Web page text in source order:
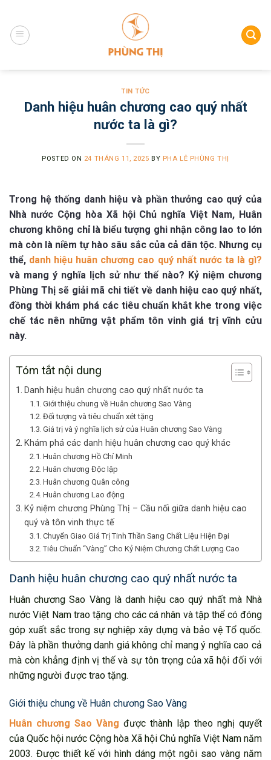
content
TIN TỨC
Danh hiệu huân chương cao quý nhất
nước ta là gì?
POSTED ON 24 THÁNG 11, 2025 BY PHA LÊ PHÙNG THỊ
Trong hệ thống danh hiệu và phần thưởng cao quý của
Nhà nước Cộng hòa Xã hội Chủ nghĩa Việt Nam, Huân
chương không chỉ là biểu tượng ghi nhận công lao to lớn
mà còn là niềm tự hào sâu sắc của cả dân tộc. Nhưng cụ
thể, danh hiệu huân chương cao quý nhất nước ta là gì?
và mang ý nghĩa lịch sử như thế nào? Kỷ niệm chương
Phùng Thị sẽ giải mã chi tiết về danh hiệu cao quý nhất,
đồng thời khám phá các tiêu chuẩn khắt khe trong việc
chế tác nên những vật phẩm tôn vinh giá trị vĩnh cửu
này.
Tóm tắt nội dung
Danh hiệu huân chương cao quý nhất nước ta
Giới thiệu chung về Huân chương Sao Vàng
Đối tượng và tiêu chuẩn xét tặng
Giá trị và ý nghĩa lịch sử của Huân chương Sao Vàng
Khám phá các danh hiệu huân chương cao quý khác
Huân chương Hồ Chí Minh
Huân chương Độc lập
Huân chương Quân công
Huân chương Lao động
Kỷ niệm chương Phùng Thị – Cầu nối giữa danh hiệu cao
quý và tôn vinh thực tế
Chuyển Giao Giá Trị Tinh Thần Sang Chất Liệu Hiện Đại
Tiêu Chuẩn “Vàng” Cho Kỷ Niệm Chương Chất Lượng Cao
Danh hiệu huân chương cao quý nhất nước ta
Huân chương Sao Vàng là danh hiệu cao quý nhất mà Nhà
nước Việt Nam trao tặng cho các cá nhân và tập thể có đóng
góp xuất sắc trong sự nghiệp xây dựng và bảo vệ Tổ quốc.
Đây là phần thưởng danh giá không chỉ mang ý nghĩa cao cả
mà còn khẳng định vị thế và sự tôn trọng của xã hội đối với
những người được trao tặng.
Giới thiệu chung về Huân chương Sao Vàng
Huân chương Sao Vàng được thành lập theo nghị quyết
của Quốc hội nước Cộng hòa Xã hội Chủ nghĩa Việt Nam năm
2003. Được thiết kế với hình dáng một ngôi sao vàng năm